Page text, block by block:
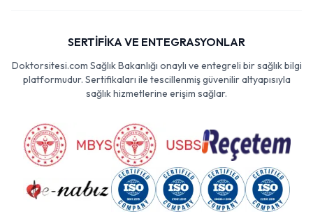
SERTİFİKA VE ENTEGRASYONLAR
Doktorsitesi.com Sağlık Bakanlığı onaylı ve entegreli bir sağlık bilgi
platformudur. Sertifikaları ile tescillenmiş güvenilir altyapısıyla
sağlık hizmetlerine erişim sağlar.